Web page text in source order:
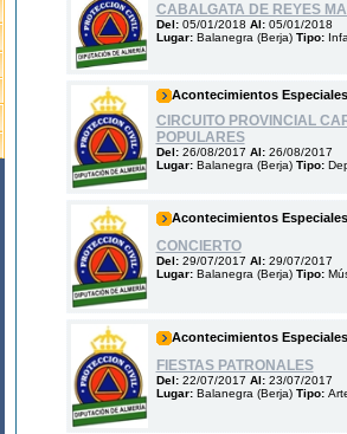
CABALGATA DE REYES
Del: 05/01/2018 Al: 05/01/2018
Lugar: Balanegra (Berja)Tipo:
Acontecimientos Especiales
CIRCUITO PROVINCIAL
POPULARES
Del: 26/08/2017 Al: 26/08/2017
Lugar: Balanegra (Berja)Tipo:
Acontecimientos Especiales
CONCIERTO
Del: 29/07/2017 Al: 29/07/2017
Lugar: Balanegra (Berja)Tipo:
Acontecimientos Especiales
FIESTAS PATRONALES
Del: 22/07/2017 Al: 23/07/2017
Lugar: Balanegra (Berja)Tipo: